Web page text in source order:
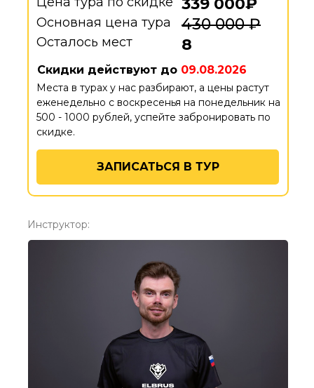
339 000₽
430 000 ₽
Основная цена тура
Осталось мест
8
Места в турах у нас разбирают, а цены растут
еженедельно с воскресенья на понедельник на
500 - 1000 рублей, успейте забронировать по
скидке.
Скидки действуют до 09.08.2026
ЗАПИСАТЬСЯ В ТУР
Инструктор: